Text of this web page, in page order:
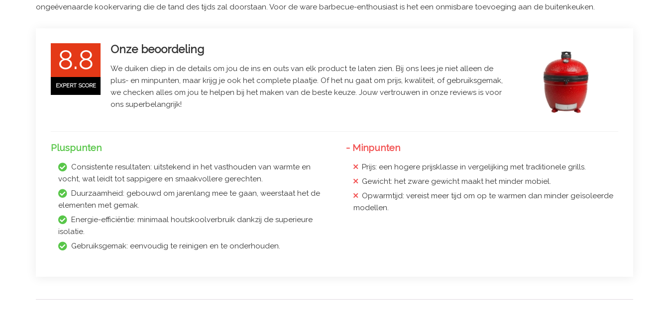
ongeëvenaarde kookervaring die de tand des tijds zal doorstaan. Voor de ware barbecue-enthousiast is het een onmisbare toevoeging aan de buitenkeuken.
8.8
EXPERT SCORE
Onze beoordeling
We duiken diep in de details om jou de ins en outs van elk product te laten zien. Bij ons lees je niet alleen de
plus- en minpunten, maar krijg je ook het complete plaatje. Of het nu gaat om prijs, kwaliteit, of gebruiksgemak,
we checken alles om jou te helpen bij het maken van de beste keuze. Jouw vertrouwen in onze reviews is voor
ons superbelangrijk!
Pluspunten
Consistente resultaten: uitstekend in het vasthouden van warmte en
vocht, wat leidt tot sappigere en smaakvollere gerechten.
Duurzaamheid: gebouwd om jarenlang mee te gaan, weerstaat het de
elementen met gemak.
Energie-efficiëntie: minimaal houtskoolverbruik dankzij de superieure
isolatie.
Gebruiksgemak: eenvoudig te reinigen en te onderhouden.
- Minpunten
Prijs: een hogere prijsklasse in vergelijking met traditionele grills.
Gewicht: het zware gewicht maakt het minder mobiel.
Opwarmtijd: vereist meer tijd om op te warmen dan minder geïsoleerde
modellen.